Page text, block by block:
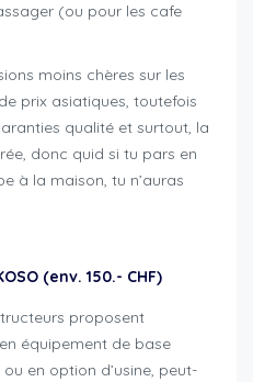
(ou pour les cafe
moins chères sur les
prix asiatiques, toutefois
qualité et surtout, la
donc quid si tu pars en
à la maison, tu n’auras
(env. 150.- CHF)
proposent
équipement de base
en option d’usine, peut-